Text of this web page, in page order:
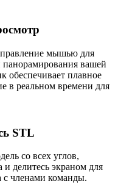
мышью для
вашей
обеспечивает плавное
в реальном времени для
STL
со всех углов,
делитесь экраном для
с членами команды.